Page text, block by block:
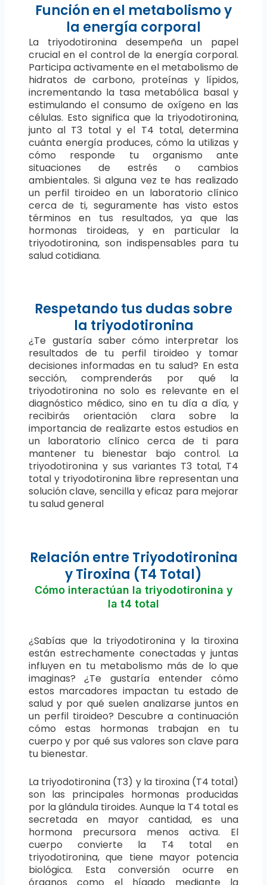
Función en el metabolismo y
la energía corporal
La triyodotironina desempeña un papel
crucial en el control de la energía corporal.
Participa activamente en el metabolismo de
hidratos de carbono, proteínas y lípidos,
incrementando la tasa metabólica basal y
estimulando el consumo de oxígeno en las
células. Esto significa que la triyodotironina,
junto al T3 total y el T4 total, determina
cuánta energía produces, cómo la utilizas y
cómo responde tu organismo ante
situaciones de estrés o cambios
ambientales. Si alguna vez te has realizado
un perfil tiroideo en un laboratorio clínico
cerca de ti, seguramente has visto estos
términos en tus resultados, ya que las
hormonas tiroideas, y en particular la
triyodotironina, son indispensables para tu
salud cotidiana.
Respetando tus dudas sobre
la triyodotironina
¿Te gustaría saber cómo interpretar los
resultados de tu perfil tiroideo y tomar
decisiones informadas en tu salud? En esta
sección, comprenderás por qué la
triyodotironina no solo es relevante en el
diagnóstico médico, sino en tu día a día, y
recibirás orientación clara sobre la
importancia de realizarte estos estudios en
un laboratorio clínico cerca de ti para
mantener tu bienestar bajo control. La
triyodotironina y sus variantes T3 total, T4
total y triyodotironina libre representan una
solución clave, sencilla y eficaz para mejorar
tu salud general
Relación entre Triyodotironina
y Tiroxina (T4 Total)
Cómo interactúan la triyodotironina y
la t4 total
¿Sabías que la triyodotironina y la tiroxina
están estrechamente conectadas y juntas
influyen en tu metabolismo más de lo que
imaginas? ¿Te gustaría entender cómo
estos marcadores impactan tu estado de
salud y por qué suelen analizarse juntos en
un perfil tiroideo? Descubre a continuación
cómo estas hormonas trabajan en tu
cuerpo y por qué sus valores son clave para
tu bienestar.
La triyodotironina (T3) y la tiroxina (T4 total)
son las principales hormonas producidas
por la glándula tiroides. Aunque la T4 total es
secretada en mayor cantidad, es una
hormona precursora menos activa. El
cuerpo convierte la T4 total en
triyodotironina, que tiene mayor potencia
biológica. Esta conversión ocurre en
órganos como el hígado mediante la